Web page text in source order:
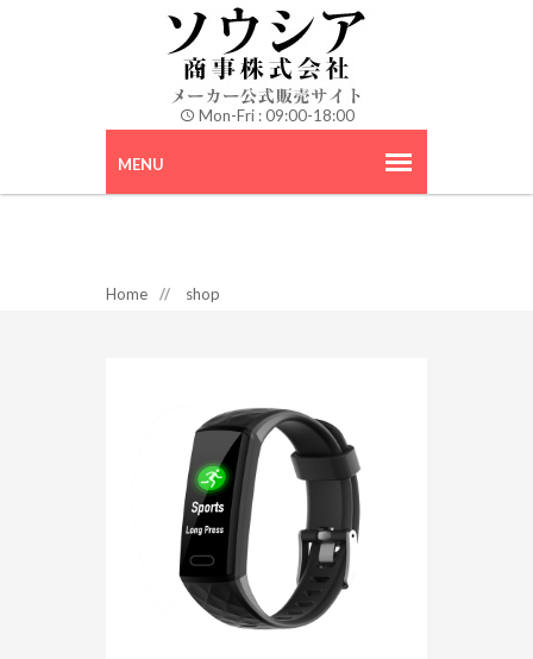
Mon-Fri : 09:00-18:00
Home // shop